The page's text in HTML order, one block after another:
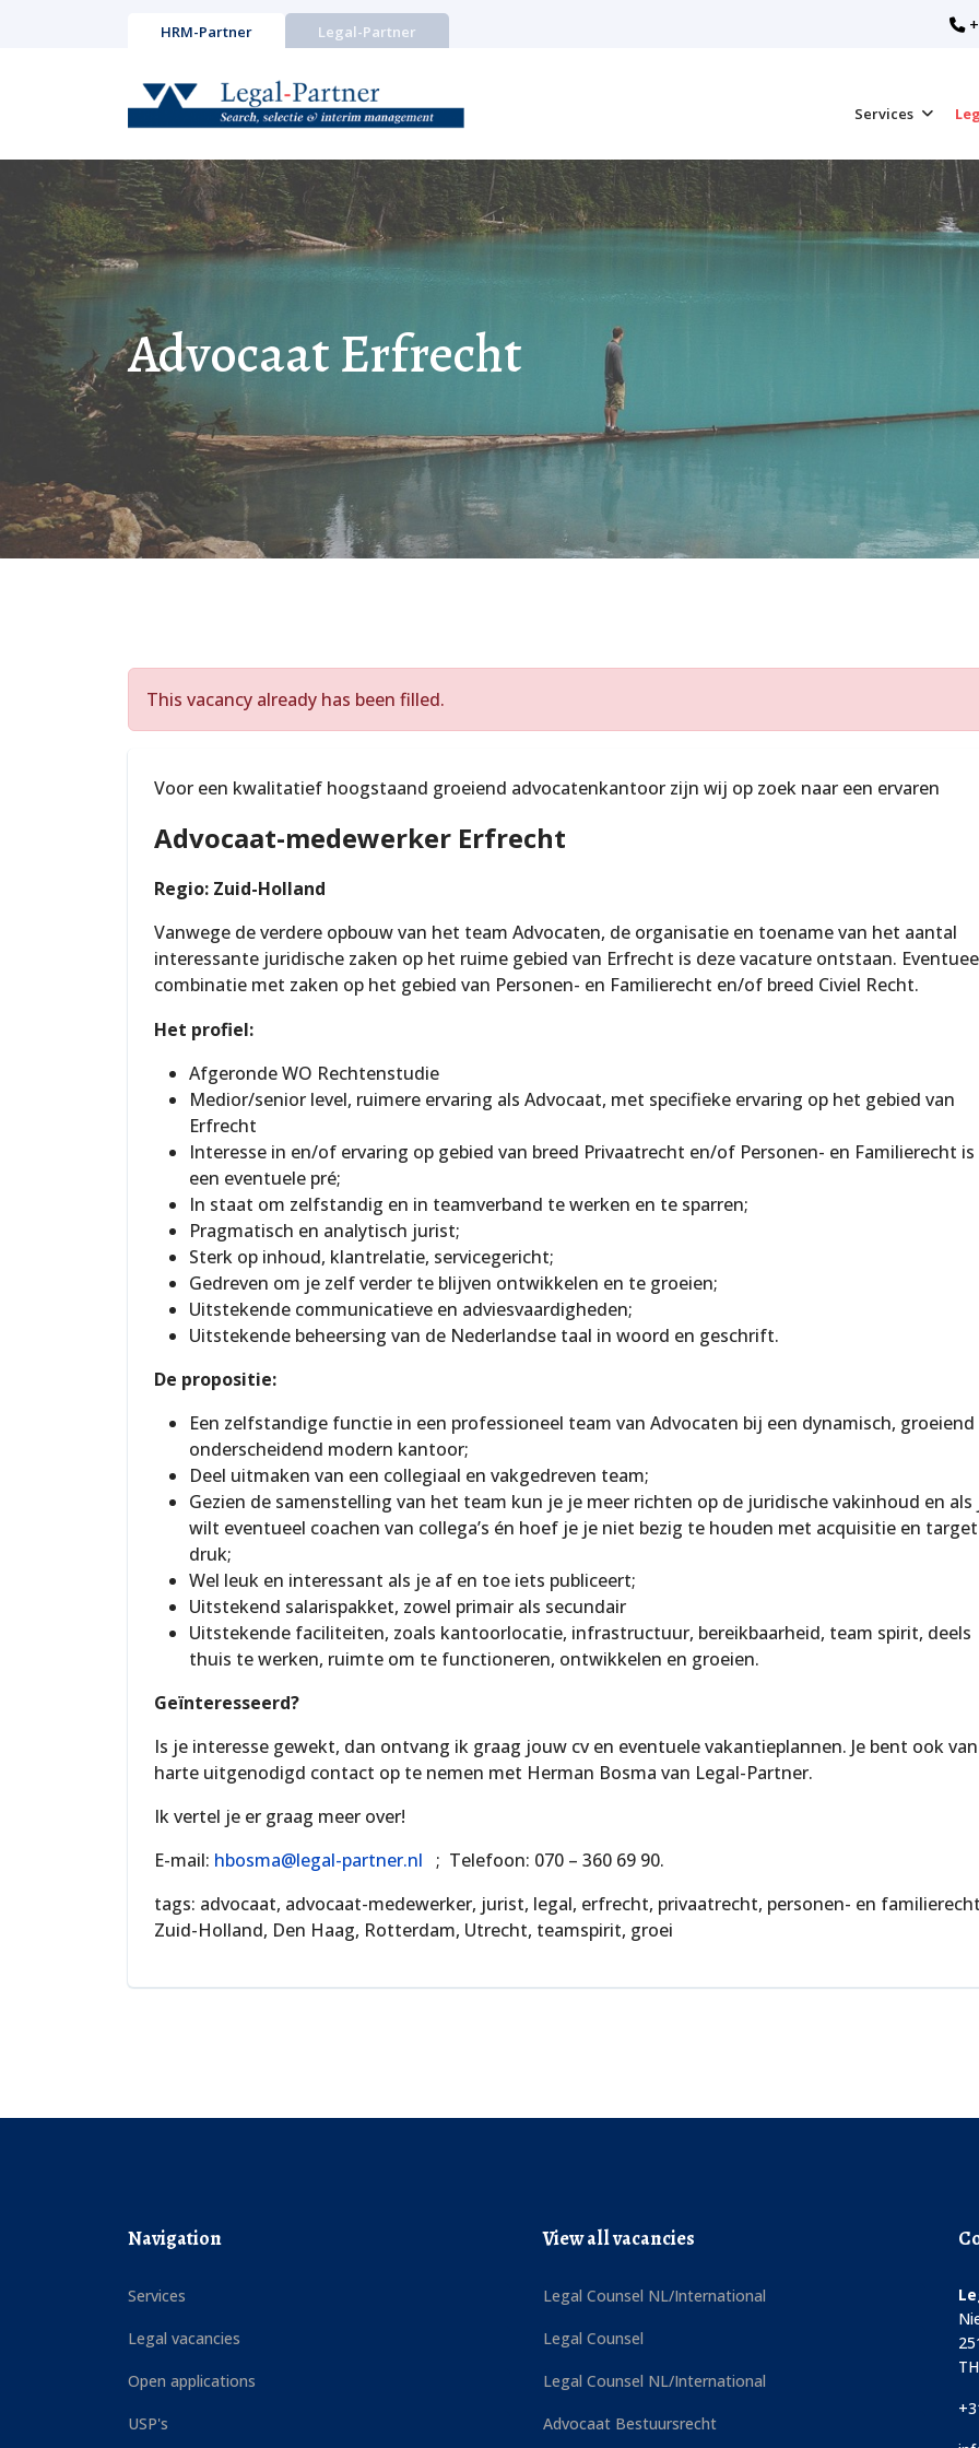
HRM-Partner Legal-Partner
Services
Advocaat Erfrecht
This vacancy already has been filled.
Voor een kwalitatief hoogstaand groeiend advocatenkantoor zijn wij op zoek naar een ervaren
Advocaat-medewerker Erfrecht
Regio: Zuid-Holland
Vanwege de verdere opbouw van het team Advocaten, de organisatie en toename van het aantal
interessante juridische zaken op het ruime gebied van Erfrecht is deze vacature ontstaan.
combinatie met zaken op het gebied van Personen- en Familierecht en/of breed Civiel Recht.
Het profiel:
Afgeronde WO Rechtenstudie
Medior/senior level, ruimere ervaring als Advocaat, met specifieke ervaring op het gebied van
Erfrecht
Interesse in en/of ervaring op gebied van breed Privaatrecht en/of Personen- en Familierecht is
een eventuele pré;
In staat om zelfstandig en in teamverband te werken en te sparren;
Pragmatisch en analytisch jurist;
Sterk op inhoud, klantrelatie, servicegericht;
Gedreven om je zelf verder te blijven ontwikkelen en te groeien;
Uitstekende communicatieve en adviesvaardigheden;
Uitstekende beheersing van de Nederlandse taal in woord en geschrift.
De propositie:
Een zelfstandige functie in een professioneel team van Advocaten bij een dynamisch, groeiend
onderscheidend modern kantoor;
Deel uitmaken van een collegiaal en vakgedreven team;
Gezien de samenstelling van het team kun je je meer richten op de juridische vakinhoud en als
wilt eventueel coachen van collega’s én hoef je je niet bezig te houden met acquisitie en target
druk;
Wel leuk en interessant als je af en toe iets publiceert;
Uitstekend salarispakket, zowel primair als secundair
Uitstekende faciliteiten, zoals kantoorlocatie, infrastructuur, bereikbaarheid, team spirit, deels
thuis te werken, ruimte om te functioneren, ontwikkelen en groeien.
Geïnteresseerd?
Is je interesse gewekt, dan ontvang ik graag jouw cv en eventuele vakantieplannen. Je bent ook van
harte uitgenodigd contact op te nemen met Herman Bosma van Legal-Partner.
Ik vertel je er graag meer over!
E-mail: hbosma@legal-partner.nl ; Telefoon: 070 – 360 69 90.
tags: advocaat, advocaat-medewerker, jurist, legal, erfrecht, privaatrecht, personen- en
Zuid-Holland, Den Haag, Rotterdam, Utrecht, teamspirit, groei
Navigation
Services
Legal vacancies
Open applications
USP's
View all vacancies
Legal Counsel NL/International
Legal Counsel
Legal Counsel NL/International
Advocaat Bestuursrecht